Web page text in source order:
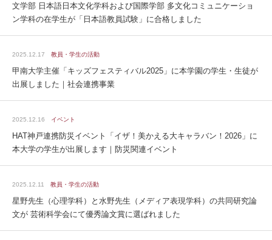
文学部 日本語日本文化学科および国際学部 多文化コミュニケーショ
ン学科の在学生が「日本語教員試験」に合格しました
2025.12.17 教員・学生の活動
甲南大学主催「キッズフェスティバル2025」に本学園の学生・生徒が
出展しました｜社会連携事業
2025.12.16 イベント
HAT神戸連携防災イベント「イザ！美かえる大キャラバン！2026」に
本大学の学生が出展します｜防災関連イベント
2025.12.11 教員・学生の活動
星野先生（心理学科）と水野先生（メディア表現学科）の共同研究論
文が 芸術科学会にて優秀論文賞に選ばれました